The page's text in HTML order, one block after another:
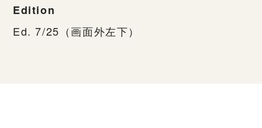
Edition
Ed. 7/25（画面外左下）